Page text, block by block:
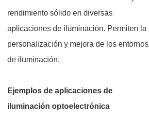
rendimiento sólido en diversas
aplicaciones de iluminación. Permiten la
personalización y mejora de los entornos
de iluminación.
Ejemplos de aplicaciones de
iluminación optoelectrónica